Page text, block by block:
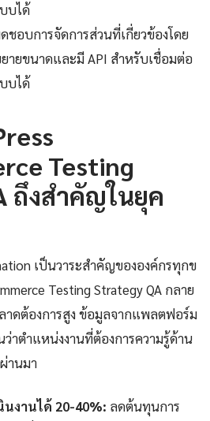
บได้
ชอบการจัดการส่วนที่เกี่ยวข้องโดย
ยายขนาดและมี API สำหรับเชื่อมต่อ
บได้
Testing
ถึงสำคัญในยุค
เป็นวาระสำคัญขององค์กรทุกข
Testing Strategy QA กลาย
ดต้องการสูง ข้อมูลจากแพลตฟอร์ม
าตำแหน่งงานที่ต้องการความรู้ด้าน
านมา
งานได้ 20-40%: ลดต้นทุนการ